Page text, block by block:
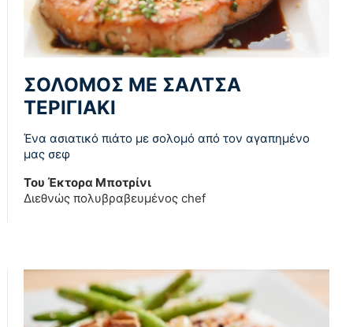
ΣΟΛΟΜΟΣ ΜΕ ΣΑΛΤΣΑ
ΤΕΡΙΓΙΑΚΙ
Ένα ασιατικό πιάτο με σολομό από τον αγαπημένο
μας σεφ
Του Έκτορα Μποτρίνι
Διεθνώς πολυβραβευμένος chef